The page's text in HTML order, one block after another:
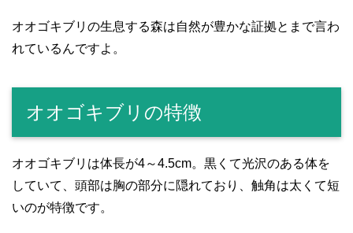
オオゴキブリの生息する森は自然が豊かな証拠とまで言わ
れているんですよ。
オオゴキブリの特徴
オオゴキブリは体長が4～4.5cm。黒くて光沢のある体を
していて、頭部は胸の部分に隠れており、触角は太くて短
いのが特徴です。